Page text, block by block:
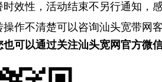
效性，活动结束不另行通知，
操作不清楚可以咨询汕头宽带网客
可以通过关注汕头宽网官方微